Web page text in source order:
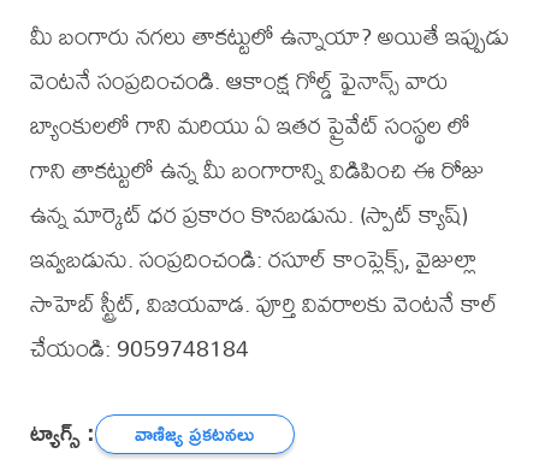
మీ బంగారు నగలు తాకట్టులో ఉన్నాయా? అయితే ఇప్పుడు
వెంటనే సంప్రదించండి. ఆకాంక్ష గోల్డ్ ఫైనాన్స్ వారు
బ్యాంకులలో గాని మరియు ఏ ఇతర ప్రైవేట్ సంస్థల లో
గాని తాకట్టులో ఉన్న మీ బంగారాన్ని విడిపించి ఈ రోజు
ఉన్న మార్కెట్ ధర ప్రకారం కొనబడును. (స్పాట్ క్యాష్)
ఇవ్వబడును. సంప్రదించండి: రసూల్ కాంప్లెక్స్, వైజుల్లా
సాహెబ్ స్ట్రీట్, విజయవాడ. పూర్తి వివరాలకు వెంటనే కాల్
చేయండి: 9059748184
ట్యాగ్స్ :
వాణిజ్య ప్రకటనలు